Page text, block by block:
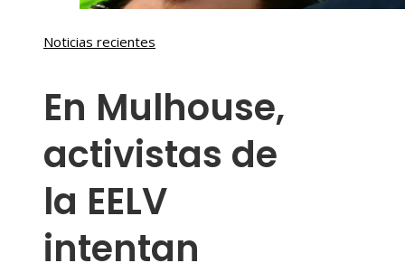
Noticias recientes
En Mulhouse,
activistas de
la EELV
intentan